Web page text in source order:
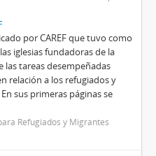
por CAREF que tuvo como
iglesias fundadoras de la
las tareas desempeñadas
relación a los refugiados y
sus primeras páginas se
Refugiados y Migrantes